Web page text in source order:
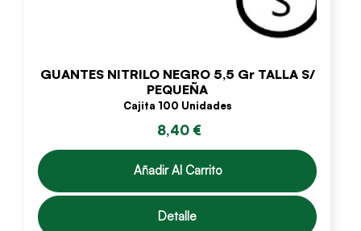
GUANTES NITRILO NEGRO 5,5 Gr TALLA S/
PEQUEÑA
Cajita 100 Unidades
8,40 €
Añadir Al Carrito
Detalle